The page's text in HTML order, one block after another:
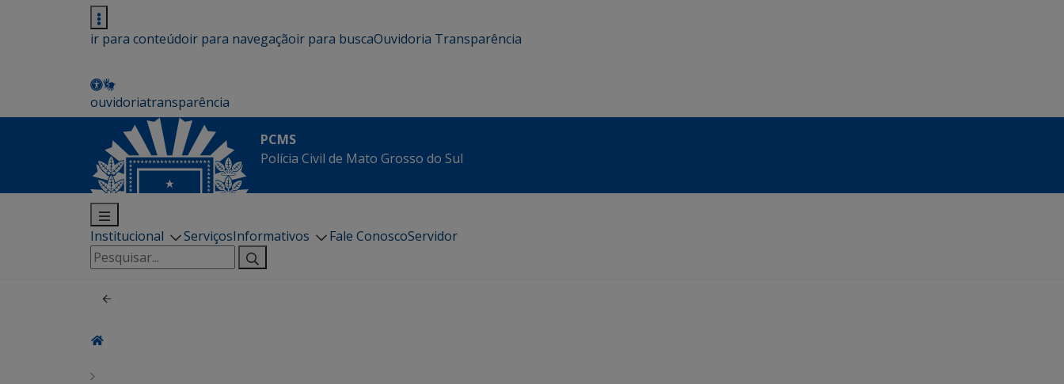
ir para conteúdoir para navegaçãoir para buscaOuvidoria Transparência
ouvidoriatransparência
PCMS
Polícia Civil de Mato Grosso do Sul
Institucional ServiçosInformativos Fale ConoscoServidor
Pesquisar
por: